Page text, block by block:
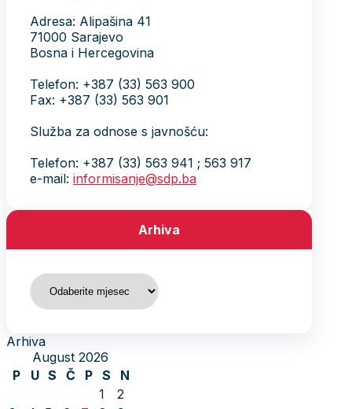
Adresa: Alipašina 41
71000 Sarajevo
Bosna i Hercegovina
Telefon: +387 (33) 563 900
Fax: +387 (33) 563 901
Služba za odnose s javnošću:
Telefon: +387 (33) 563 941 ; 563 917
e-mail: informisanje@sdp.ba
Arhiva
Arhiva
Arhiva
August 2026
P
U S Č P S
N
1
2